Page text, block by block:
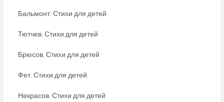
Бальмонт. Стихи для детей
Тютчев. Стихи для детей
Брюсов. Стихи для детей
Фет. Стихи для детей
Некрасов. Стихи для детей